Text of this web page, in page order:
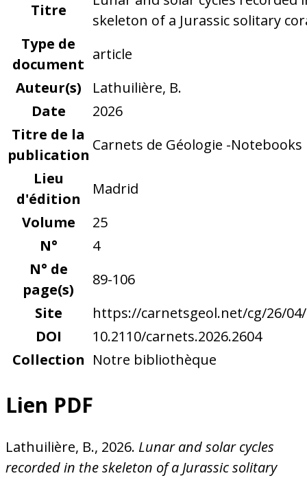
Titre
skeleton of a Jurassic solitary
Type de
document
article
Auteur(s)
Lathuilière, B.
Date
2026
Titre de la
publication
Carnets de Géologie -Notebooks
Lieu
d'édition
Madrid
Volume
25
N°
4
N° de
page(s)
89-106
Site
https://carnetsgeol.net/cg/26/
DOI
10.2110/carnets.2026.2604
Collection Notre bibliothèque
Lien PDF
Lathuilière, B., 2026. Lunar and solar cycles
recorded in the skeleton of a Jurassic solitary